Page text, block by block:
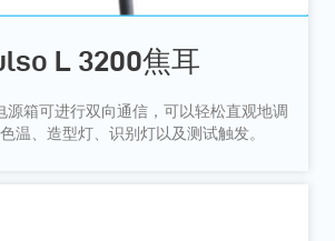
L 3200焦耳
源箱可进行双向通信，可以轻松直观地调
温、造型灯、识别灯以及测试触发。